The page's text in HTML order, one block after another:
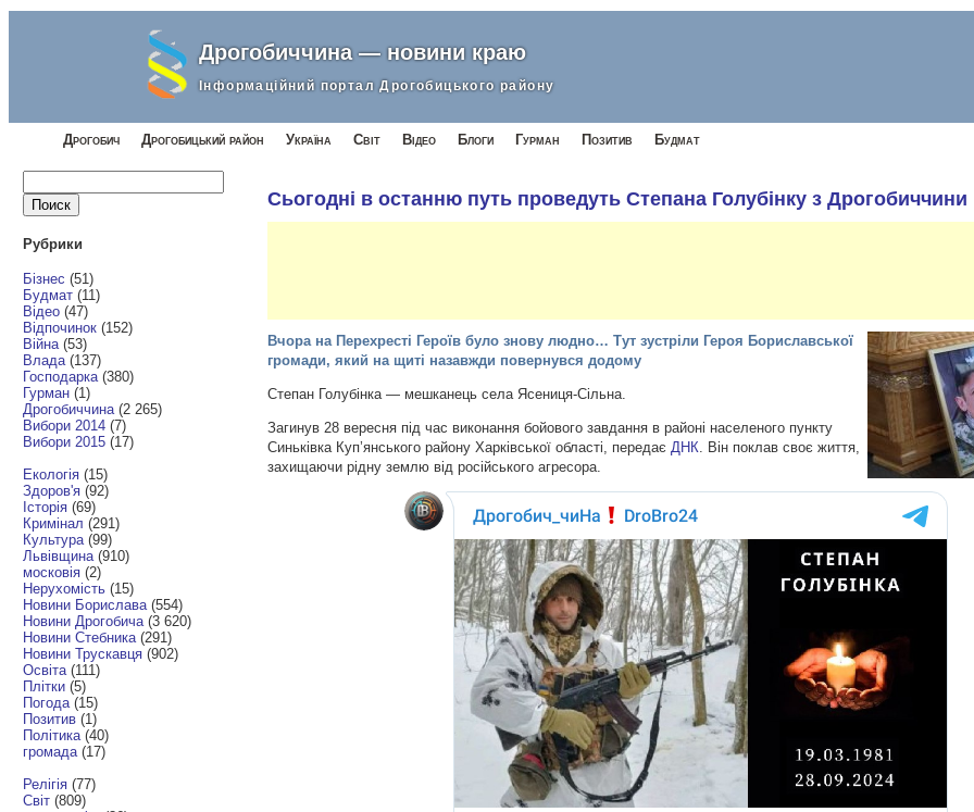
Дрогобиччина — новини краю
Інформаційний портал Дрогобицького району
Дрогобич Дрогобицький район Україна Світ Відео Блоги Гурман Позитив Будмат
Рубрики
Бізнес (51)
Будмат (11)
Відео (47)
Відпочинок (152)
Війна (53)
Влада (137)
Господарка (380)
Гурман (1)
Дрогобиччина (2 265)
Вибори 2014 (7)
Вибори 2015 (17)
Екологія (15)
Здоров'я (92)
Історія (69)
Кримінал (291)
Культура (99)
Львівщина (910)
московія (2)
Нерухомість (15)
Новини Борислава (554)
Новини Дрогобича (3 620)
Новини Стебника (291)
Новини Трускавця (902)
Освіта (111)
Плітки (5)
Погода (15)
Позитив (1)
Політика (40)
громада (17)
Релігія (77)
Світ (809)
Сьогодні в останню путь проведуть Степана Голубінку з Дрогобиччини
Вчора на Перехресті Героїв було знову людно… Тут зустріли Героя Бориславської
громади, який на щиті назавжди повернувся додому
Степан Голубінка — мешканець села Ясениця-Сільна.
Загинув 28 вересня під час виконання бойового завдання в районі населеного пункту
СиньківкаКуп’янського району Харківської області, передаєДНК. Він поклав своє життя,
захищаючи рідну землю від російського агресора.